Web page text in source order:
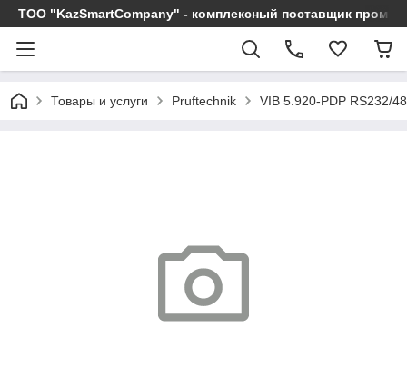
ТОО "KazSmartCompany" - комплексный поставщик
Товары и услуги Pruftechnik VIB 5.920-PDP RS232/